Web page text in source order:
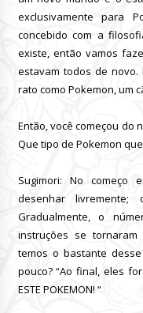
exclusivamente para
concebido com a
existe, então vamos
estavam todos de novo.
rato como Pokemon, um
Então, você começou do
Que tipo de Pokemon
Sugimori: No começo
desenhar livremente;
Gradualmente, o
instruções se tornaram
temos o bastante
pouco? “Ao final, eles
ESTE POKEMON! “